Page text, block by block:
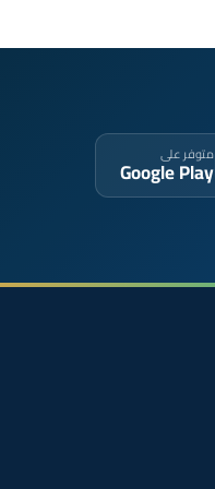
متوفر على
Google Play